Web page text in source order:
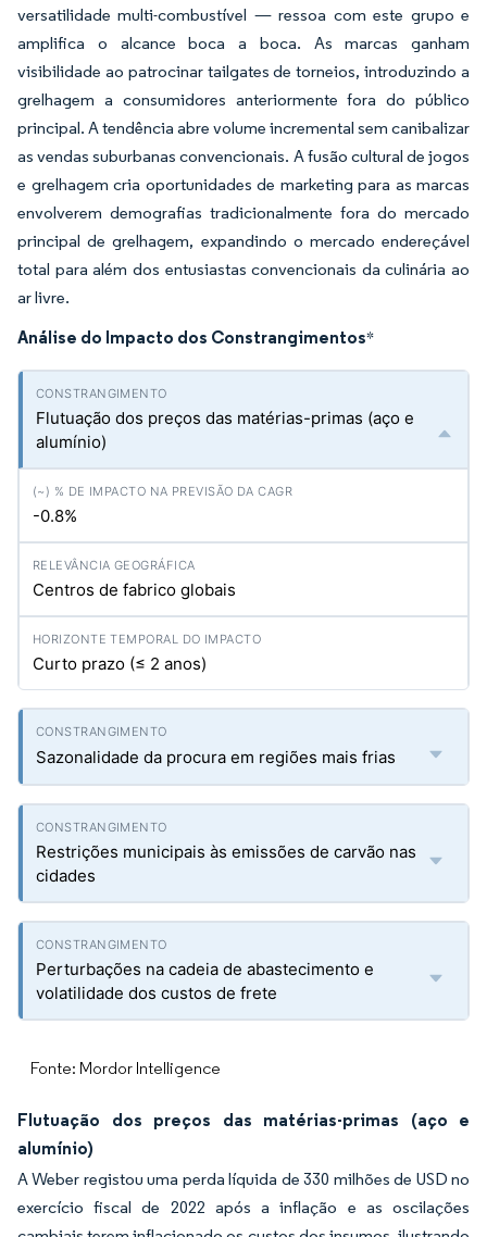
versatilidade multi-combustível — ressoa com este grupo e
amplifica o alcance boca a boca. As marcas ganham
visibilidade ao patrocinar tailgates de torneios, introduzindo a
grelhagem a consumidores anteriormente fora do público
principal. A tendência abre volume incremental sem canibalizar
as vendas suburbanas convencionais. A fusão cultural de jogos
e grelhagem cria oportunidades de marketing para as marcas
envolverem demografias tradicionalmente fora do mercado
principal de grelhagem, expandindo o mercado endereçável
total para além dos entusiastas convencionais da culinária ao
ar livre.
Análise do Impacto dos Constrangimentos*
Flutuação dos preços das matérias-primas (aço e
alumínio)
-0.8%
Centros de fabrico globais
Curto prazo (≤ 2 anos)
Sazonalidade da procura em regiões mais frias
Restrições municipais às emissões de carvão nas
cidades
Perturbações na cadeia de abastecimento e
volatilidade dos custos de frete
Fonte: Mordor Intelligence
Flutuação dos preços das matérias-primas (aço e
alumínio)
A Weber registou uma perda líquida de 330 milhões de USD no
exercício fiscal de 2022 após a inflação e as oscilações